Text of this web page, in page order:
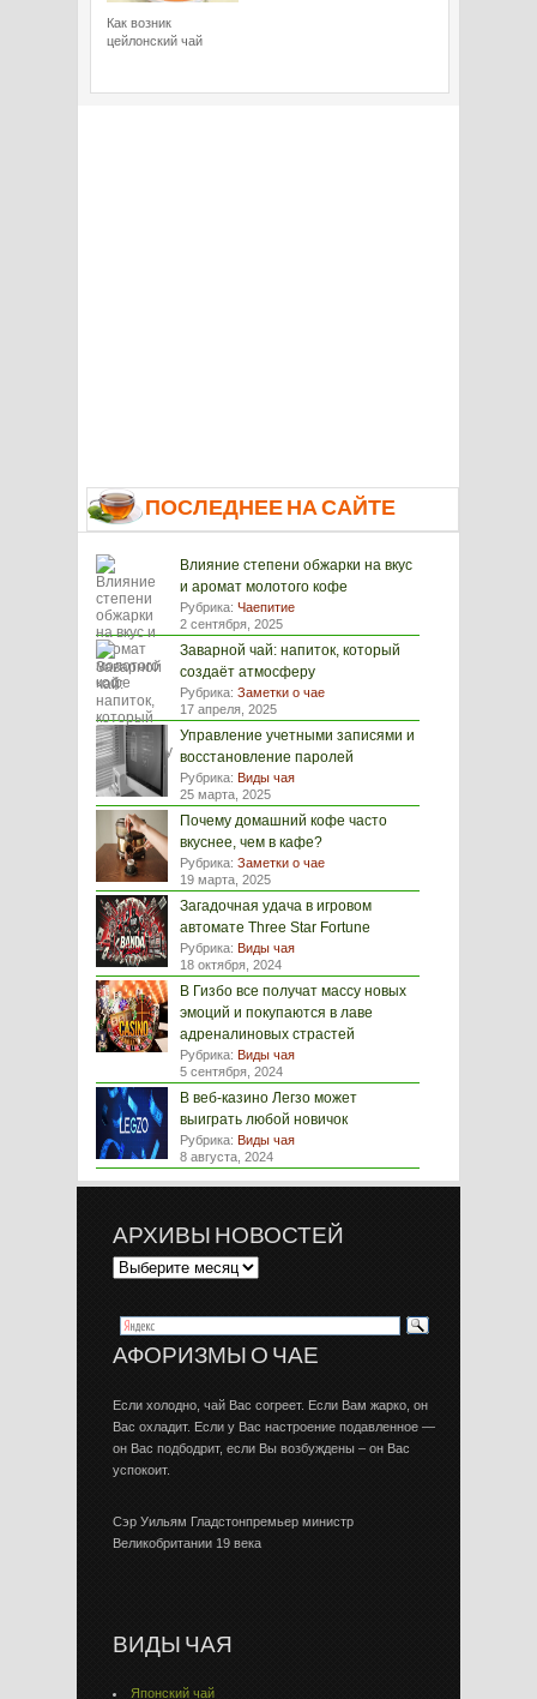
Как возник
цейлонский чай
ПОСЛЕДНЕЕ НА САЙТЕ
Влияние степени обжарки на вкус
и аромат молотого кофе
Рубрика: Чаепитие
2 сентября, 2025
Заварной чай: напиток, который
создаёт атмосферу
Рубрика: Заметки о чае
17 апреля, 2025
Управление учетными записями и
восстановление паролей
Рубрика: Виды чая
25 марта, 2025
Почему домашний кофе часто
вкуснее, чем в кафе?
Рубрика: Заметки о чае
19 марта, 2025
Загадочная удача в игровом
автомате Three Star Fortune
Рубрика: Виды чая
18 октября, 2024
В Гизбо все получат массу новых
эмоций и покупаются в лаве
адреналиновых страстей
Рубрика: Виды чая
5 сентября, 2024
В веб-казино Легзо может
выиграть любой новичок
Рубрика: Виды чая
8 августа, 2024
АРХИВЫ НОВОСТЕЙ
АФОРИЗМЫ О ЧАЕ
Если холодно, чай Вас согреет. Если Вам жарко, он
Вас охладит. Если у Вас настроение подавленное —
он Вас подбодрит, если Вы возбуждены – он Вас
успокоит.
Сэр Уильям Гладстонпремьер министр
Великобритании 19 века
ВИДЫ ЧАЯ
Японский чай